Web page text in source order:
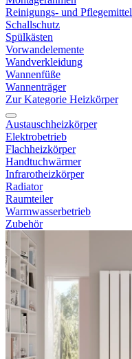
Reinigungs- und Pflegemittel
Schallschutz
Spülkästen
Vorwandelemente
Wandverkleidung
Wannenfüße
Wannenträger
Zur Kategorie Heizkörper
Austauschheizkörper
Elektrobetrieb
Flachheizkörper
Handtuchwärmer
Infrarotheizkörper
Radiator
Raumteiler
Warmwasserbetrieb
Zubehör